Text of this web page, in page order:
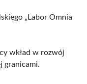
„Labor Omnia
wkład w rozwój
granicami.